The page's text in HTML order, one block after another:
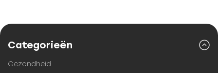
Categorieën
Gezondheid